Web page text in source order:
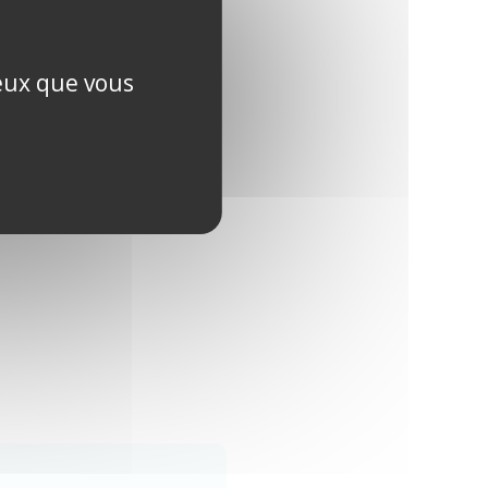
humain et sincère, c’est
que vous